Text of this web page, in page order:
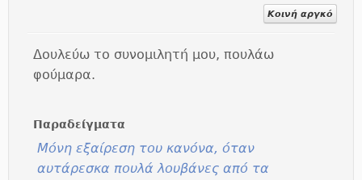
Κοινή αργκό
Δουλεύω το συνομιλητή μου, πουλάω
φούμαρα.
Παραδείγματα
Μόνη εξαίρεση του κανόνα, όταν
αυτάρεσκα πουλά λουβάνες από τα